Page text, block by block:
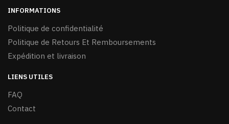
INFORMATIONS
Politique de confidentialité
Politique de Retours Et Remboursements
Expédition et livraison
LIENS UTILES
FAQ
Contact